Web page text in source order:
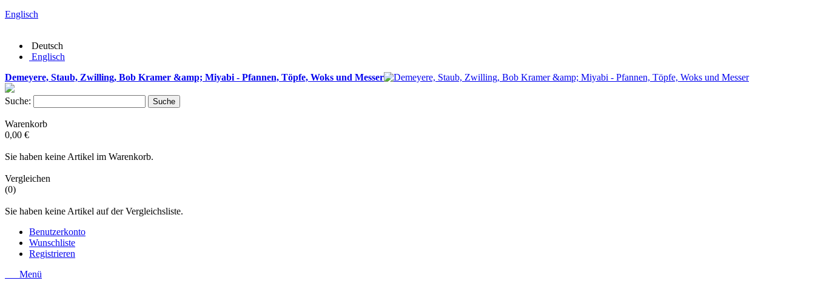
Englisch
Deutsch
Englisch
Demeyere, Staub, Zwilling, Bob Kramer &amp; Miyabi - Pfannen, Töpfe, Woks und Messer
Suche: Suche
Warenkorb
0,00 €
Sie haben keine Artikel im Warenkorb.
Vergleichen
(0)
Sie haben keine Artikel auf der Vergleichsliste.
Benutzerkonto
Wunschliste
Registrieren
Menü